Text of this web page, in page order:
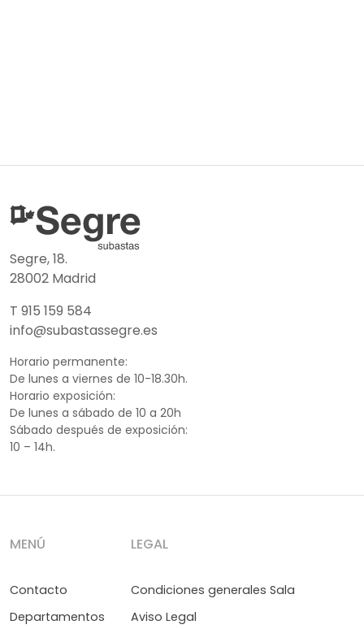
Segre, 18.
28002 Madrid
T 915 159 584
info@subastassegre.es
Horario permanente:
De lunes a viernes de 10-18.30h.
Horario exposición:
De lunes a sábado de 10 a 20h
Sábado después de exposición:
10 – 14h.
MENÚ
Contacto
Departamentos
LEGAL
Condiciones generales Sala
Aviso Legal